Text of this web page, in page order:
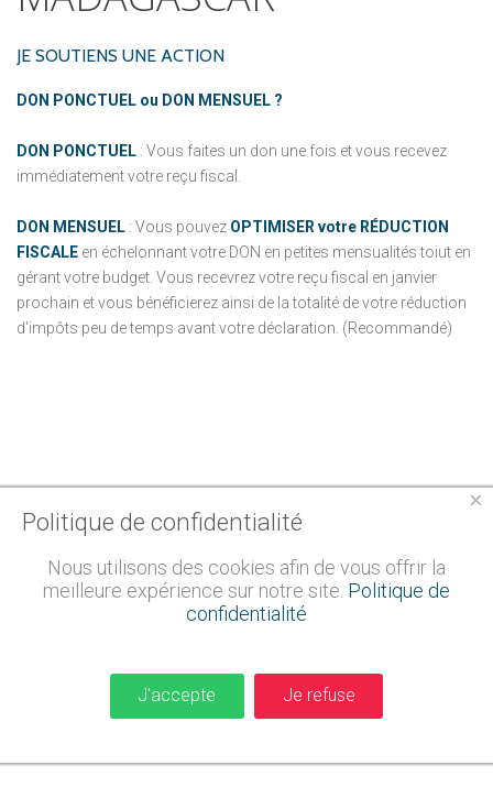
JE SOUTIENS UNE ACTION
DON PONCTUEL ou DON MENSUEL ?
DON PONCTUEL : Vous faites un don une fois et vous recevez
immédiatement votre reçu fiscal.
DON MENSUEL : Vous pouvez OPTIMISER votre RÉDUCTION
FISCALE en échelonnant votre DON en petites mensualités toiut en
gérant votre budget. Vous recevrez votre reçu fiscal en janvier
prochain et vous bénéficierez ainsi de la totalité de votre réduction
d'impôts peu de temps avant votre déclaration. (Recommandé)
×
Politique de confidentialité
Nous utilisons des cookies afin de vous offrir la
meilleure expérience sur notre site. Politique de
confidentialité
J'accepte Je refuse